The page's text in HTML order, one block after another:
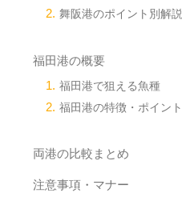
舞阪港のポイント別解説
福田港の概要
福田港で狙える魚種
福田港の特徴・ポイント
両港の比較まとめ
注意事項・マナー